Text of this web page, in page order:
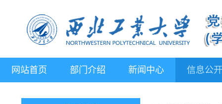
网站首页 部门介绍 新闻中心 信息公开